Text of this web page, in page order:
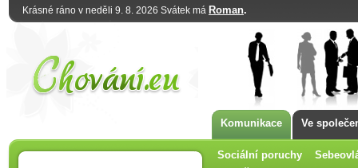
Krásné ráno v neděli 9. 8. 2026 Svátek má Roman.
Komunikace Ve
Sociální poruchy